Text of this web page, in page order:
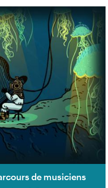
de musiciens